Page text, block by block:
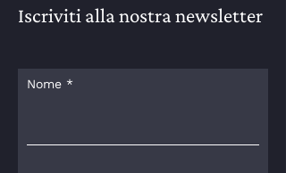
Iscriviti alla nostra newsletter
Nome